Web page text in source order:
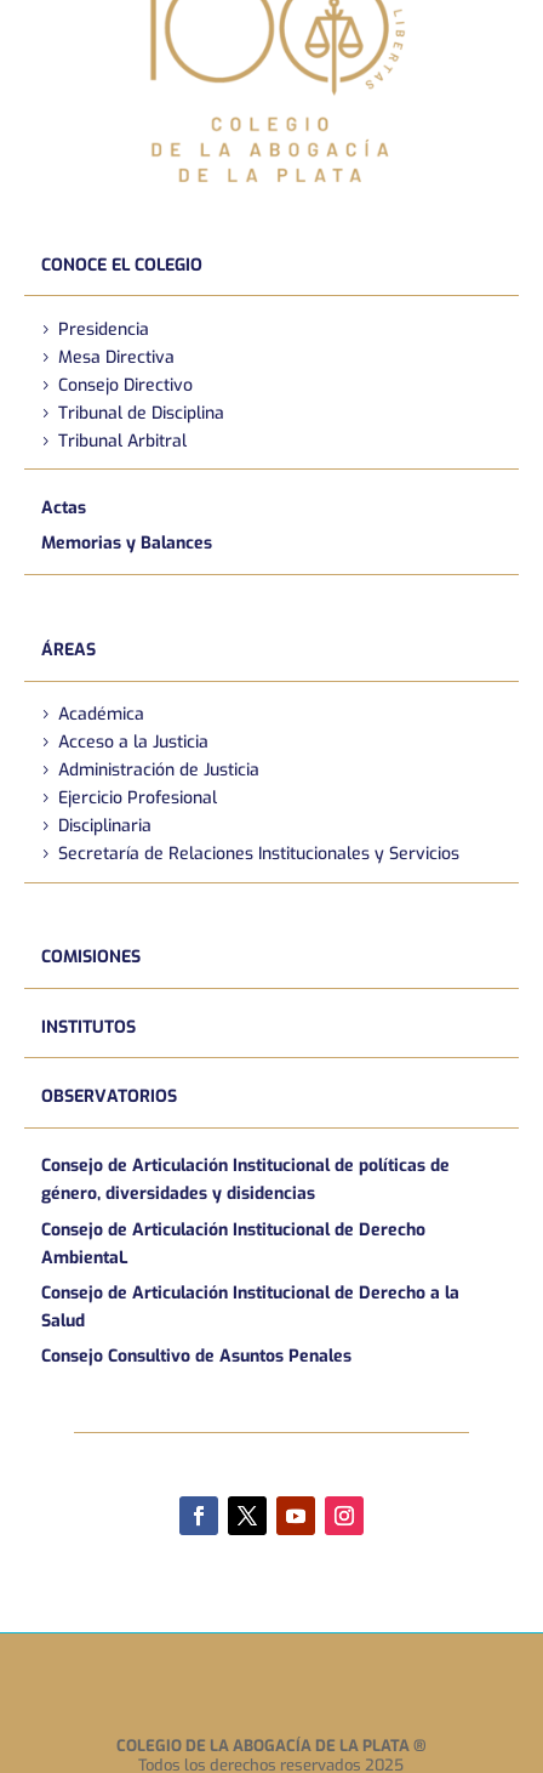
CONOCE EL COLEGIO
Presidencia
Mesa Directiva
Consejo Directivo
Tribunal de Disciplina
Tribunal Arbitral
Actas
Memorias y Balances
ÁREAS
Académica
Acceso a la Justicia
Administración de Justicia
Ejercicio Profesional
Disciplinaria
Secretaría de Relaciones Institucionales y Servicios
COMISIONES
INSTITUTOS
OBSERVATORIOS
Consejo de Articulación Institucional de políticas de
género, diversidades y disidencias
Consejo de Articulación Institucional de Derecho
AmbientaL
Consejo de Articulación Institucional de Derecho a la
Salud
Consejo Consultivo de Asuntos Penales
COLEGIO DE LA ABOGACÍA DE LA PLATA®
Todos los derechos reservados 2025